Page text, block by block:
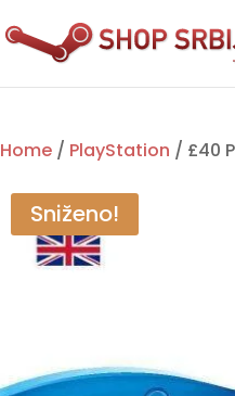
Home / PlayStation / £40
Sniženo!